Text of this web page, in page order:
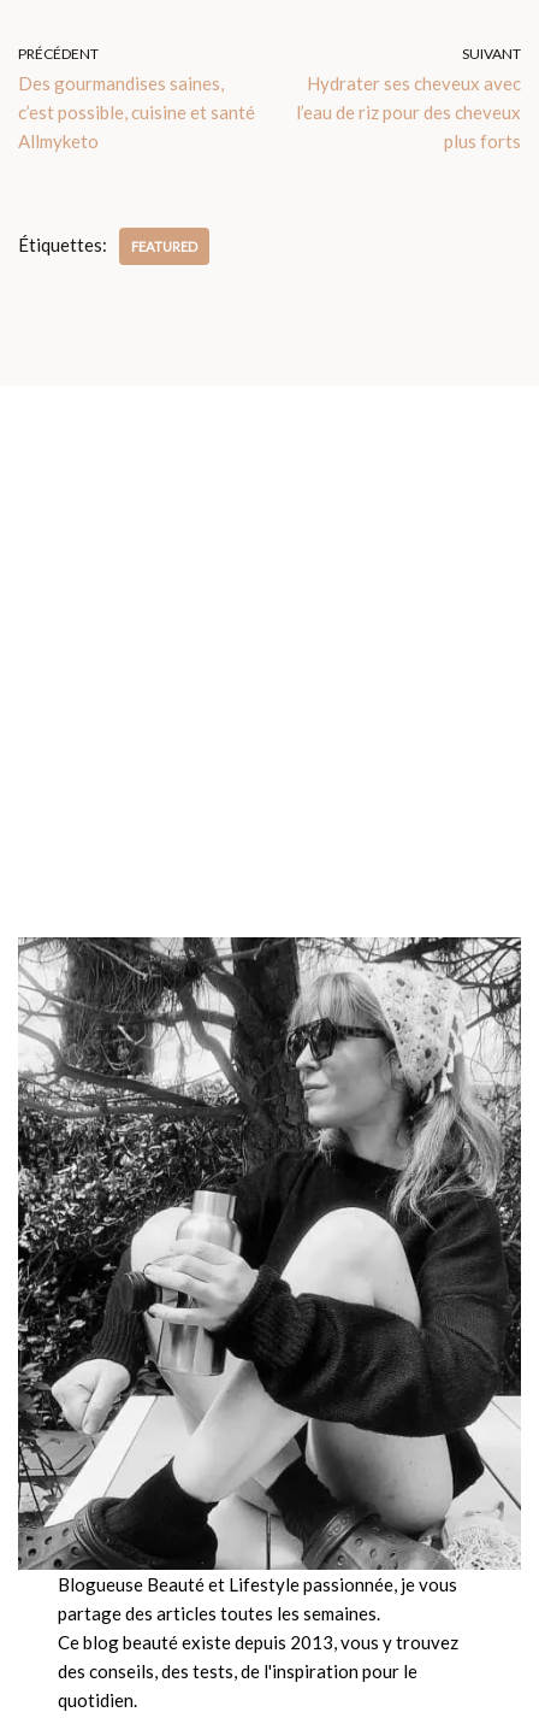
PRÉCÉDENT
Des gourmandises saines,
c’est possible, cuisine et santé
Allmyketo
SUIVANT
Hydrater ses cheveux avec
l’eau de riz pour des cheveux
plus forts
Étiquettes: FEATURED
Blogueuse Beauté et Lifestyle passionnée, je vous
partage des articles toutes les semaines.
Ce blog beauté existe depuis 2013, vous y trouvez
des conseils, des tests, de l'inspiration pour le
quotidien.